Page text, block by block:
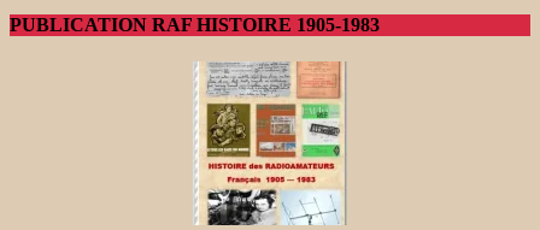
PUBLICATION RAF HISTOIRE 1905-1983